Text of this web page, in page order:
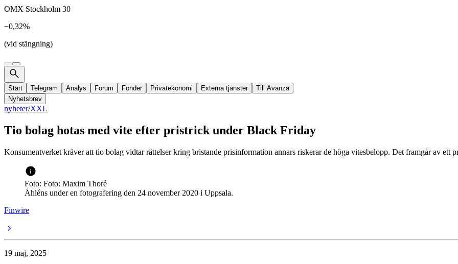
OMX Stockholm 30
−0,32%
(vid stängning)
Start Telegram Analys Forum Fonder Privatekonomi Externa tjänster
Till Avanza
Nyhetsbrev
nyheter/XXL
Tio bolag hotas med vite efter pristrick under Black Friday
Konsumentverket kräver att tio bolag vidtar rättelser kring bristande prisinformation annars riskerar de höga vitesbelopp. Det framgår av ett
Foto: Foto: Maxim Thoré
Åhléns under en fotografering den 24 november 2020 i Uppsala.
Finwire
19 maj, 2025